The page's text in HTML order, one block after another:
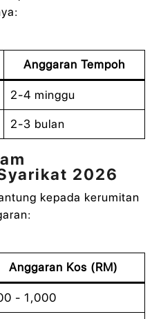
Anggaran Tempoh
2-4 minggu
2-3 bulan
2026
kepada kerumitan
Anggaran Kos (RM)
- 1,000